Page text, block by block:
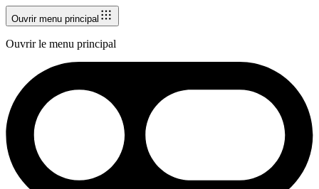
Ouvrir menu principal
Ouvrir le menu principal